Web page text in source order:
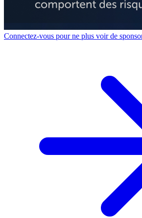
Connectez-vous pour ne plus voir de